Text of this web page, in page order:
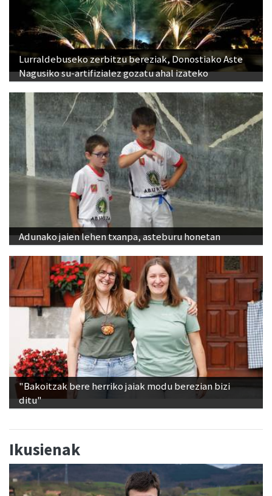
Lurraldebuseko zerbitzu bereziak, Donostiako Aste
Nagusiko su-artifizialez gozatu ahal izateko
Adunako jaien lehen txanpa, asteburu honetan
"Bakoitzak bere herriko jaiak modu berezian bizi
ditu"
Ikusienak